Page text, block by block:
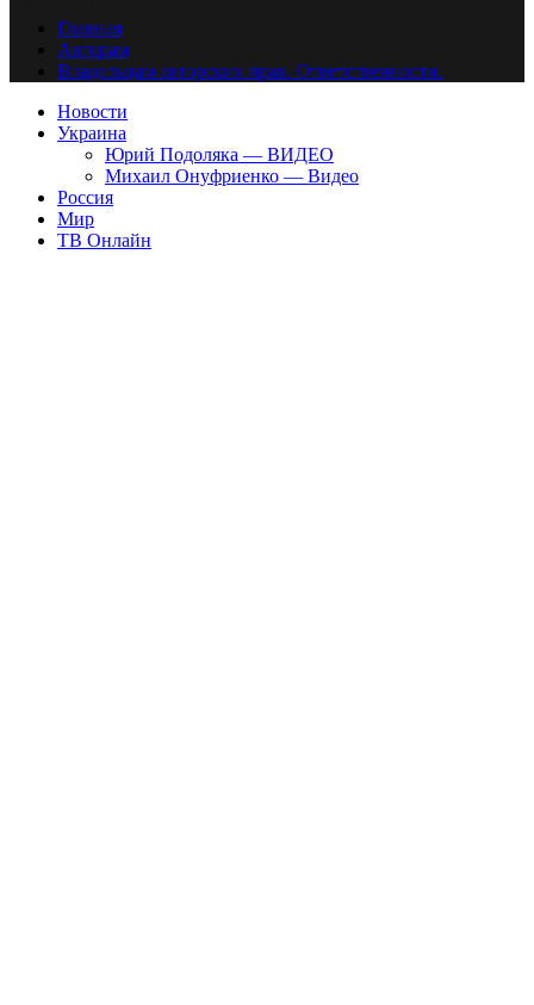
Главная
Авторам
Владельцам авторских прав. Ответственности.
Новости
Украина
Юрий Подоляка — ВИДЕО
Михаил Онуфриенко — Видео
Россия
Мир
ТВ Онлайн